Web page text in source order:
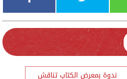
ندوة بمعرض الكتاب تناقش